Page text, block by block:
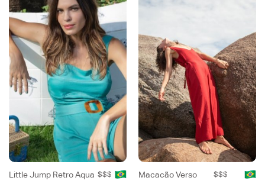
Little Jump Retro Aqua $$$ Macacão Verso $$$